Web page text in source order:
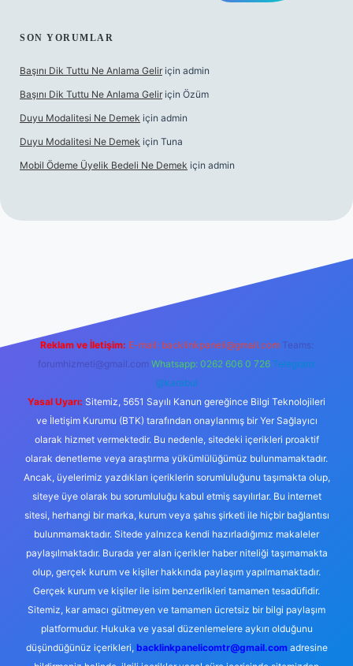
SON YORUMLAR
Başını Dik Tuttu Ne Anlama Gelir için admin
Başını Dik Tuttu Ne Anlama Gelir için Özüm
Duyu Modalitesi Ne Demek için admin
Duyu Modalitesi Ne Demek için Tuna
Mobil Ödeme Üyelik Bedeli Ne Demek için admin
Reklam ve İletişim: E-mail: backlinkpaneli@gmail.com Teams:
forumhizmeti@gmail.com Whatsapp: 0262 606 0 726 Telegram:
@karabul
Yasal Uyarı: Sitemiz, 5651 Sayılı Kanun gereğince Bilgi Teknolojileri
ve İletişim Kurumu (BTK) tarafından onaylanmış bir Yer Sağlayıcı
olarak hizmet vermektedir. Bu nedenle, sitedeki içerikleri proaktif
olarak denetleme veya araştırma yükümlülüğümüz bulunmamaktadır.
Ancak, üyelerimiz yazdıkları içeriklerin sorumluluğunu taşımakta olup,
siteye üye olarak bu sorumluluğu kabul etmiş sayılırlar. Bu internet
sitesi, herhangi bir marka, kurum veya şahıs şirketi ile hiçbir bağlantısı
bulunmamaktadır. Sitede yalnızca kendi hazırladığımız makaleler
paylaşılmaktadır. Burada yer alan içerikler haber niteliği taşımamakta
olup, gerçek kurum ve kişiler hakkında paylaşım yapılmamaktadır.
Gerçek kurum ve kişiler ile isim benzerlikleri tamamen tesadüfidir.
Sitemiz, kar amacı gütmeyen ve tamamen ücretsiz bir bilgi paylaşım
platformudur. Hukuka ve yasal düzenlemelere aykırı olduğunu
düşündüğünüz içerikleri, backlinkpanelicomtr@gmail.comadresine